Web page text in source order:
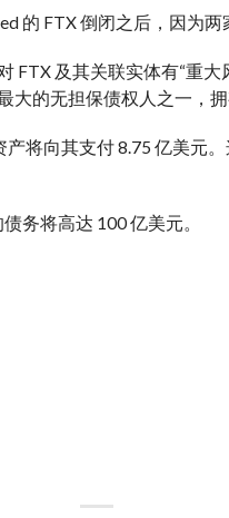
的 FTX 倒闭之后，因为
FTX 及其关联实体有“重
大的无担保债权人之一，拥
产将向其支付 8.75 亿美元
务将高达 100 亿美元。